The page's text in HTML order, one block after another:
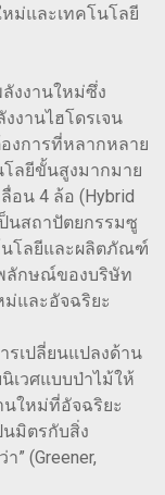
ม่และเทคโนโลยี
งงานใหม่ซึ่ง
งานไฮโดรเจน
งการที่หลากหลาย
โลยีขั้นสูงมากมาย
อน 4 ล้อ (Hybrid
ป็นสถาปัตยกรรมซู
นโลยีและผลิตภัณฑ์
ลักษณ์ของบริษัท
และอัจฉริยะ
เปลี่ยนแปลงด้าน
เวศแบบป่าไม้ให้
นใหม่ที่อัจฉริยะ
มิตรกับสิ่ง
(Greener,